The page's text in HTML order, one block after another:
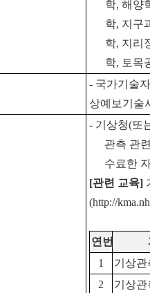
학,해양
학, 지구
학, 지리
학, 토목
- 국가기술
상예보기술
- 기상청(또
관측 관
수료한
[관련 교육]
(http://
연번
1
기상관
2
기상관